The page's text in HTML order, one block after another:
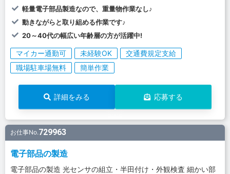
軽量電子部品製造なので、重量物作業なし♪
動きながらと取り組める作業です♪
20～40代の幅広い年齢層の方が活躍中!
マイカー通勤可 未経験OK
交通費規定支給
職場駐車場無料
簡単作業
詳細をみる 応募する
お仕事No.729963
電子部品の製造
電子部品の製造 光センサの組立・半田付け・外観検査 細かい部